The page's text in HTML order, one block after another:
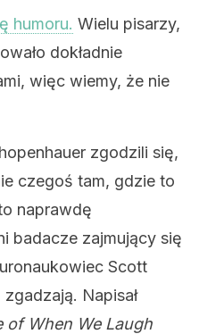
humoru. Wielu pisarzy,
dokładnie
więc wiemy, że nie
zgodzili się,
czegoś tam, gdzie to
naprawdę
badacze zajmujący się
Scott
Napisał
of When We Laugh